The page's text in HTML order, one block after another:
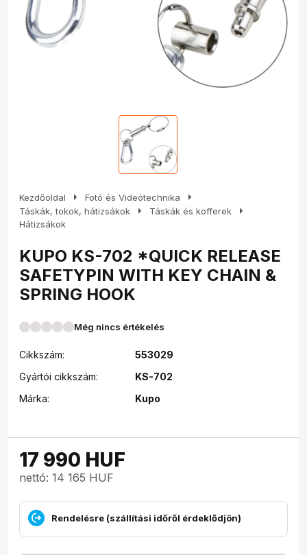
Kezdőoldal arrow_right Fotó és Videótechnika arrow_right
Táskák, tokok, hátizsákok arrow_right Táskák és kofferek arrow_right
Hátizsákok
KUPO KS-702 *QUICK RELEASE
SAFETYPIN WITH KEY CHAIN &
SPRING HOOK
Még nincs értékelés
Cikkszám:
553029
Gyártói cikkszám:
KS-702
Márka:
Kupo
17 990 HUF
nettó: 14 165 HUF
Rendelésre (szállítási időről érdeklődjön)